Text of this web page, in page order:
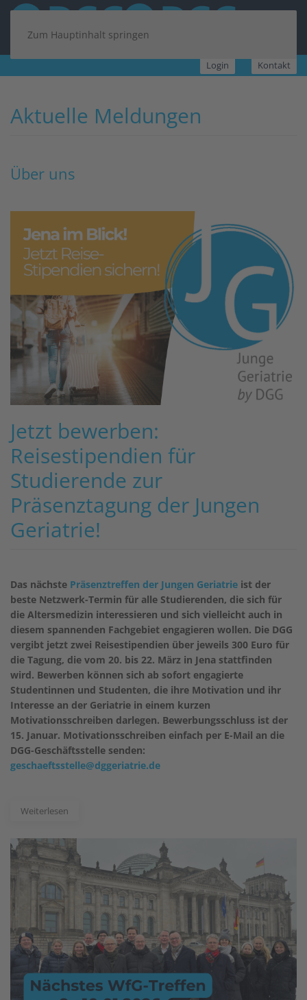
Zum Hauptinhalt springen
Login Kontakt
Aktuelle Meldungen
Über uns
Jetzt bewerben:
Reisestipendien für
Studierende zur
Präsenztagung der Jungen
Geriatrie!
Das nächste Präsenztreffen der Jungen Geriatrie ist der
beste Netzwerk-Termin für alle Studierenden, die sich für
die Altersmedizin interessieren und sich vielleicht auch in
diesem spannenden Fachgebiet engagieren wollen. Die DGG
vergibt jetzt zwei Reisestipendien über jeweils 300 Euro für
die Tagung, die vom 20. bis 22. März in Jena stattfinden
wird. Bewerben können sich ab sofort engagierte
Studentinnen und Studenten, die ihre Motivation und ihr
Interesse an der Geriatrie in einem kurzen
Motivationsschreiben darlegen. Bewerbungsschluss ist der
15. Januar. Motivationsschreiben einfach per E-Mail an die
DGG-Geschäftsstelle senden:
geschaeftsstelle@dggeriatrie.de
Weiterlesen